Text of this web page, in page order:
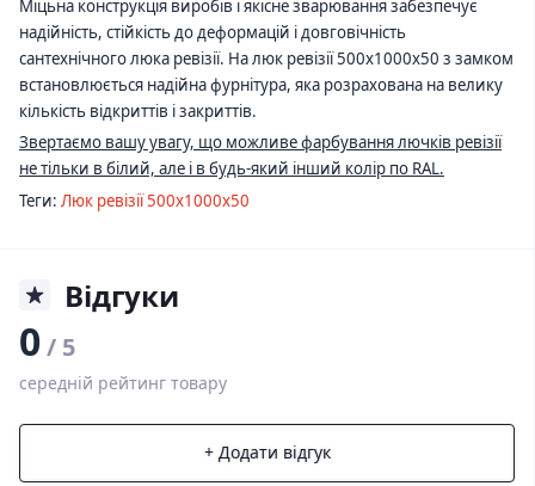
Міцьна конструкція виробів і якісне зварювання забезпечує
надійність, стійкість до деформацій і довговічність
сантехнічного люка ревізії. На люк ревізії 500х1000х50 з замком
встановлюється надійна фурнітура, яка розрахована на велику
кількість відкриттів і закриттів.
Звертаємо вашу увагу, що можливе фарбування лючків ревізії
не тільки в білий, але і в будь-який інший колір по RAL.
Теги: Люк ревізії 500х1000х50
Відгуки
0/ 5
середній рейтинг товару
+ Додати відгук